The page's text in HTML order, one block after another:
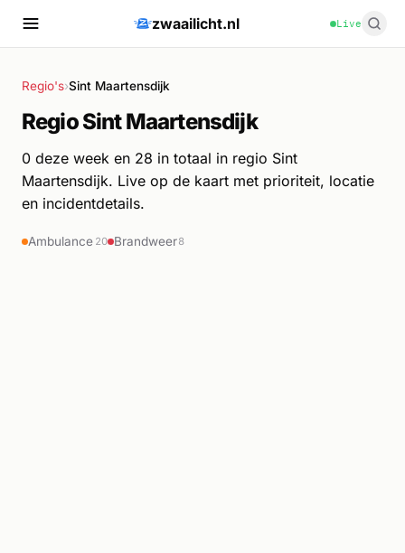
zwaailicht.nl Live
Regio's›Sint Maartensdijk
Regio Sint Maartensdijk
0 deze week en 28 in totaal in regio Sint
Maartensdijk. Live op de kaart met prioriteit, locatie
en incidentdetails.
Ambulance 20 Brandweer8